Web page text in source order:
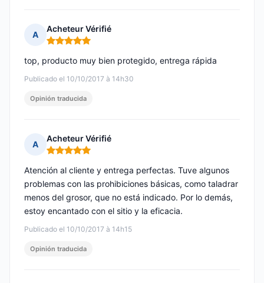
A
Acheteur Vérifié
Nota: 5 de 5
Publicado el 10/10/2017 à 14h30
top, producto muy bien protegido, entrega rápida
Opinión traducida
A
Acheteur Vérifié
Nota: 5 de 5
Publicado el 10/10/2017 à 14h15
Atención al cliente y entrega perfectas. Tuve algunos
problemas con las prohibiciones básicas, como taladrar
menos del grosor, que no está indicado. Por lo demás,
estoy encantado con el sitio y la eficacia.
Opinión traducida